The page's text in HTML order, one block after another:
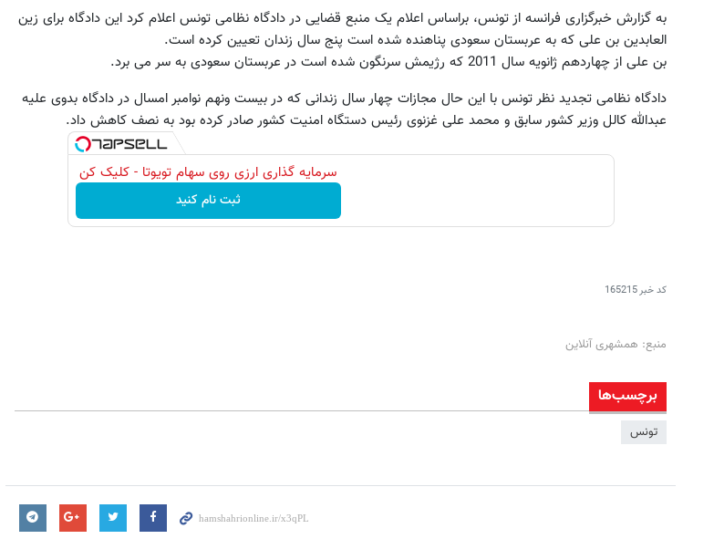
به گزارش خبرگزاری فرانسه از تونس، براساس اعلام یک منبع قضایی در دادگاه نظامی تونس اعلام کرد این دادگاه برای زین
العابدین بن علی که به عربستان سعودی پناهنده شده است پنج سال زندان تعیین کرده است.
بن علی از چهاردهم ژانویه سال 2011 که رژیمش سرنگون شده است در عربستان سعودی به سر می برد.
دادگاه نظامی تجدید نظر تونس با این حال مجازات چهار سال زندانی که در بیست ونهم نوامبر امسال در دادگاه بدوی علیه
عبدالله کالل وزیر کشور سابق و محمد علی غزنوی رئیس دستگاه امنیت کشور صادر کرده بود به نصف کاهش داد.
سرمایه گذاری ارزی روی سهام تویوتا - کلیک کن
ثبت نام کنید
کد خبر165215
منبع: همشهری آنلاین
برچسب‌ها
تونس
جای زخم و بخیه داری؟؟ 3 هفته‌ای محوش
راهی ساده ی جلوگیری از ریزش مو!شامپو جای این پک تقویت موی جلبک توی حمومت
خالیه!45%تخفیف